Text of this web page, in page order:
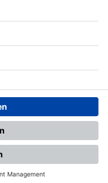
Impressum